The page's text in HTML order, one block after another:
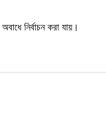
নির্বাচন করা যায়।